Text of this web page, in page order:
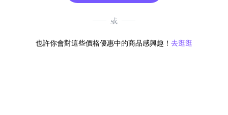
或
也許你會對這些價格優惠中的商品感興趣！ 去逛逛